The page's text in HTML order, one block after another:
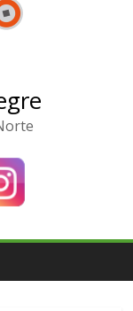
[Patch] Windows